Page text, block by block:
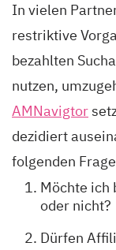
In vielen
restriktive
bezahlten
nutzen,
AMNavigtor
dezidiert
folgenden
Möchte ich
oder nicht?
Dürfen